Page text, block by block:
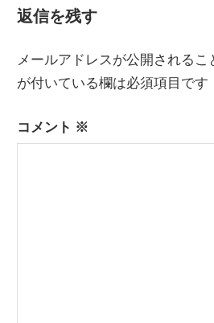
ナ
ゲ
シ
事:
返信を残す
メールアドレスが公開されるこ
が付いている欄は必須項目です
コメント ※